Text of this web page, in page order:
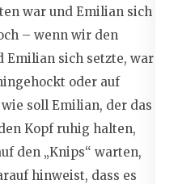
war und Emilian sich
– wenn wir den
Emilian sich setzte, war
oder auf
soll Emilian, der das
Kopf ruhig halten,
den „Knips“ warten,
hinweist, dass es